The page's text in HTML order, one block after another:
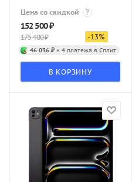
Цена со скидкой ?
152 500₽
175 400₽ -13%
46 036 ₽ × 4 платежа в Сплит
В КОРЗИНУ